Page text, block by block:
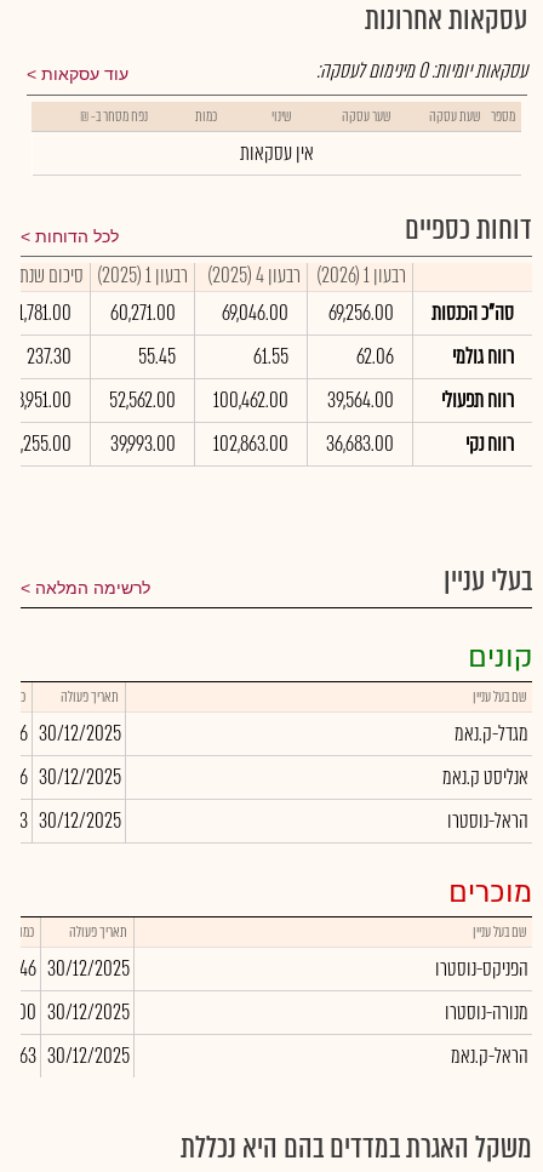
עסקאות אחרונות
עוד עסקאות עסקאות יומיות:0מינימום לעסקה:
מספר שעת עסקה שער עסקה שינוי כמות נפח מסחר ב- ₪
אין עסקאות
דוחות כספיים לכל הדוחות
רבעון 1 (2026) רבעון 4 (2025) רבעון 1 (2025)
סיכום שנתי 2025
סה"כ הכנסות
69,256.00
69,046.00
60,271.00
261,781.00
רווח גולמי
62.06
61.55
55.45
237.30
רווח תפעולי
39,564.00
100,462.00
52,562.00
288,951.00
רווח נקי
36,683.00
102,863.00
39,993.00
בעלי עניין לרשימה המלאה
קונים
שם בעל עניין תאריך פעולה כמות
מגדל-ק.נאמ 30/12/2025
אנליסט ק.נאמ
30/12/2025
הראל-נוסטרו
30/12/2025
מוכרים
שם בעל עניין תאריך פעולה כמות
הפניקס-נוסטרו 30/12/2025
מנורה-נוסטרו
30/12/2025
הראל-ק.נאמ
30/12/2025
משקל האגרת במדדים בהם היא נכללת